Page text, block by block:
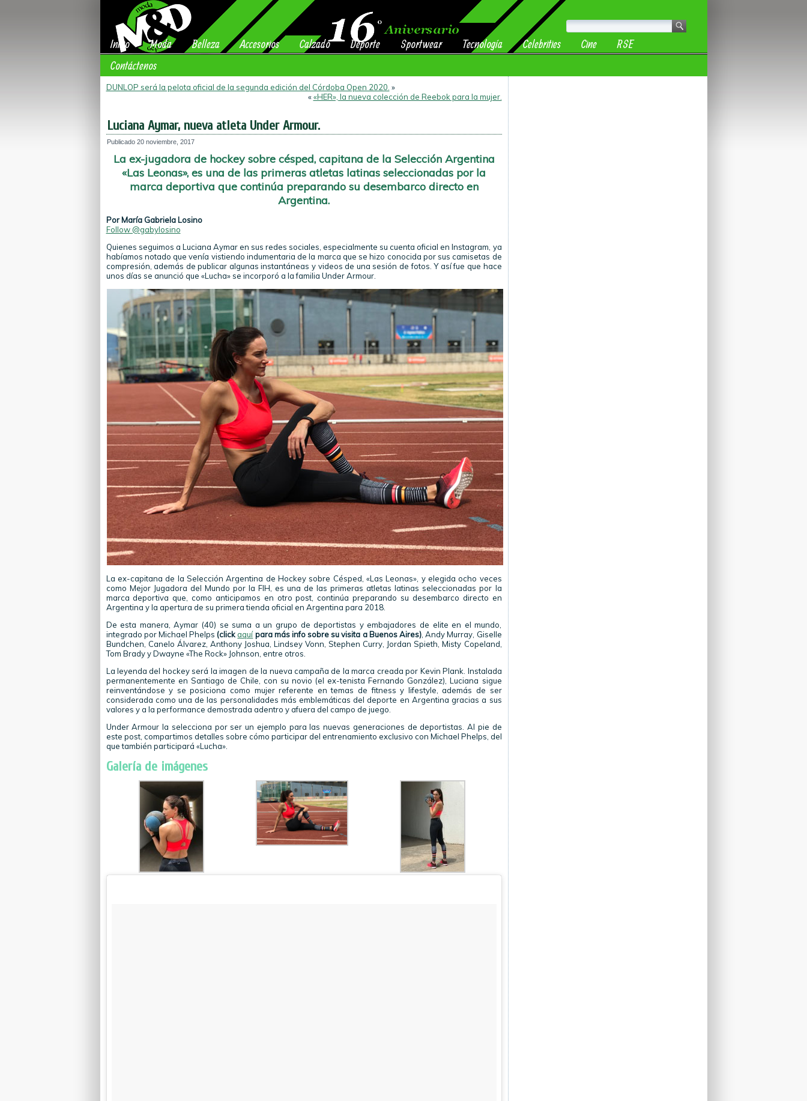
Inicio Moda Belleza Accesorios Calzado Deporte Sportwear Tecnología Celebrities Cine
RSE
Contáctenos
DUNLOP será la pelota oficial de la segunda edición del Córdoba Open 2020. »
««HER», la nueva colección de Reebok para la mujer.
Luciana Aymar, nueva atleta Under Armour.
Publicado 20 noviembre, 2017
La ex-jugadora de hockey sobre césped, capitana de la Selección Argentina
«Las Leonas», es una de las primeras atletas latinas seleccionadas por la
marca deportiva que continúa preparando su desembarco directo en
Argentina.
Por María Gabriela Losino
Follow @gabylosino
Quienes seguimos a Luciana Aymar en sus redes sociales, especialmente su cuenta oficial en Instagram, ya
habíamos notado que venía vistiendo indumentaria de la marca que se hizo conocida por sus camisetas de
compresión, además de publicar algunas instantáneas y videos de una sesión de fotos. Y así fue que hace
unos días se anunció que «Lucha» se incorporó a la familia Under Armour.
La ex-capitana de la Selección Argentina de Hockey sobre Césped, «Las Leonas», y elegida ocho veces
como Mejor Jugadora del Mundo por la FIH, es una de las primeras atletas latinas seleccionadas por la
marca deportiva que, como anticipamos en otro post, continúa preparando su desembarco directo en
Argentina y la apertura de su primera tienda oficial en Argentina para 2018.
De esta manera, Aymar (40) se suma a un grupo de deportistas y embajadores de elite en el mundo,
integrado por Michael Phelps(click aquípara más info sobre su visita a Buenos Aires) , Andy Murray, Giselle
Bundchen, Canelo Álvarez, Anthony Joshua, Lindsey Vonn, Stephen Curry, Jordan Spieth, Misty Copeland,
Tom Brady y Dwayne «The Rock» Johnson, entre otros.
La leyenda del hockey será la imagen de la nueva campaña de la marca creada por Kevin Plank. Instalada
permanentemente en Santiago de Chile, con su novio (el ex-tenista Fernando González), Luciana sigue
reinventándose y se posiciona como mujer referente en temas de fitness y lifestyle, además de ser
considerada como una de las personalidades más emblemáticas del deporte en Argentina gracias a sus
valores y a la performance demostrada adentro y afuera del campo de juego.
Under Armour la selecciona por ser un ejemplo para las nuevas generaciones de deportistas. Al pie de
este post, compartimos detalles sobre cómo participar del entrenamiento exclusivo con Michael Phelps, del
que también participará «Lucha».
Galería de imágenes